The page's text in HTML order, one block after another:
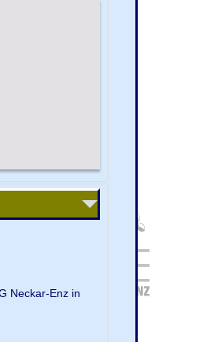
Neckar-Enz in